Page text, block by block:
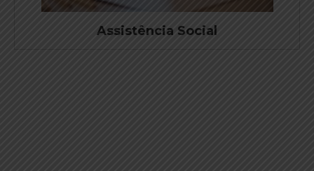
Assistência Social